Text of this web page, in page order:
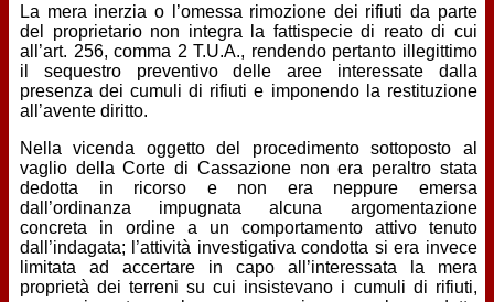
La mera inerzia o l’omessa rimozione dei rifiuti da parte
del proprietario non integra la fattispecie di reato di cui
all’art. 256, comma 2 T.U.A., rendendo pertanto illegittimo
il sequestro preventivo delle aree interessate dalla
presenza dei cumuli di rifiuti e imponendo la restituzione
all’avente diritto.
Nella vicenda oggetto del procedimento sottoposto al
vaglio della Corte di Cassazione non era peraltro stata
dedotta in ricorso e non era neppure emersa
dall’ordinanza impugnata alcuna argomentazione
concreta in ordine a un comportamento attivo tenuto
dall’indagata; l’attività investigativa condotta si era invece
limitata ad accertare in capo all’interessata la mera
proprietà dei terreni su cui insistevano i cumuli di rifiuti,